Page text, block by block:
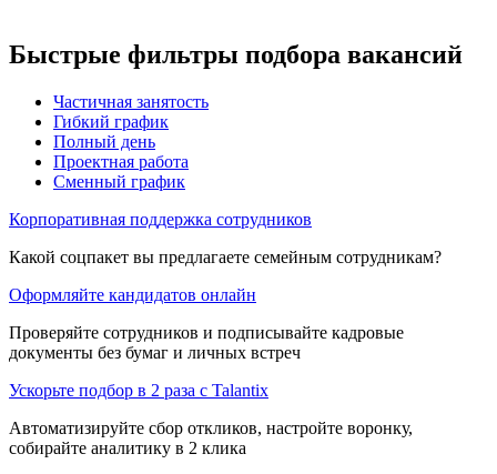
Быстрые фильтры подбора вакансий
Частичная занятость
Гибкий график
Полный день
Проектная работа
Сменный график
Корпоративная поддержка сотрудников
Какой соцпакет вы предлагаете семейным сотрудникам?
Оформляйте кандидатов онлайн
Проверяйте сотрудников и подписывайте кадровые
документы без бумаг и личных встреч
Ускорьте подбор в 2 раза с Talantix
Автоматизируйте сбор откликов, настройте воронку,
собирайте аналитику в 2 клика